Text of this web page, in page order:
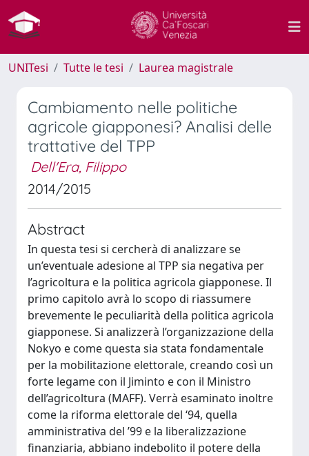
UNITesi Tutte le tesi Laurea magistrale
Cambiamento nelle politiche
agricole giapponesi? Analisi delle
trattative del TPP
Dell'Era, Filippo
2014/2015
Abstract
In questa tesi si cercherà di analizzare se
un’eventuale adesione al TPP sia negativa per
l’agricoltura e la politica agricola giapponese. Il
primo capitolo avrà lo scopo di riassumere
brevemente le peculiarità della politica agricola
giapponese. Si analizzerà l’organizzazione della
Nokyo e come questa sia stata fondamentale
per la mobilitazione elettorale, creando così un
forte legame con il Jiminto e con il Ministro
dell’agricoltura (MAFF). Verrà esaminato inoltre
come la riforma elettorale del ‘94, quella
amministrativa del ’99 e la liberalizzazione
finanziaria, abbiano indebolito il potere della